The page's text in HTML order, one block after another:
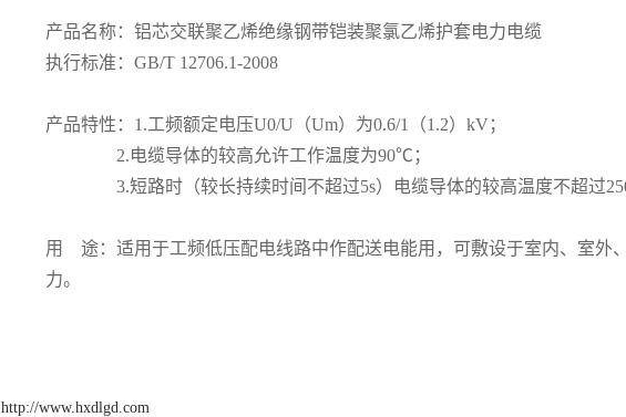
产品名称：铝芯交联聚乙烯绝缘钢带铠装聚氯乙烯护套电力电缆
执行标准：GB/T 12706.1-2008
产品特性：1.工频额定电压U0/U（Um）为0.6/1（1.2）kV；
2.电缆导体的较高允许工作温度为90℃；
3.短路时（较长持续时间不超过5s）电缆导体的较高温度不超过
用 途：适用于工频低压配电线路中作配送电能用，可敷设于室内、室外
力。
http://www.hxdlgd.com